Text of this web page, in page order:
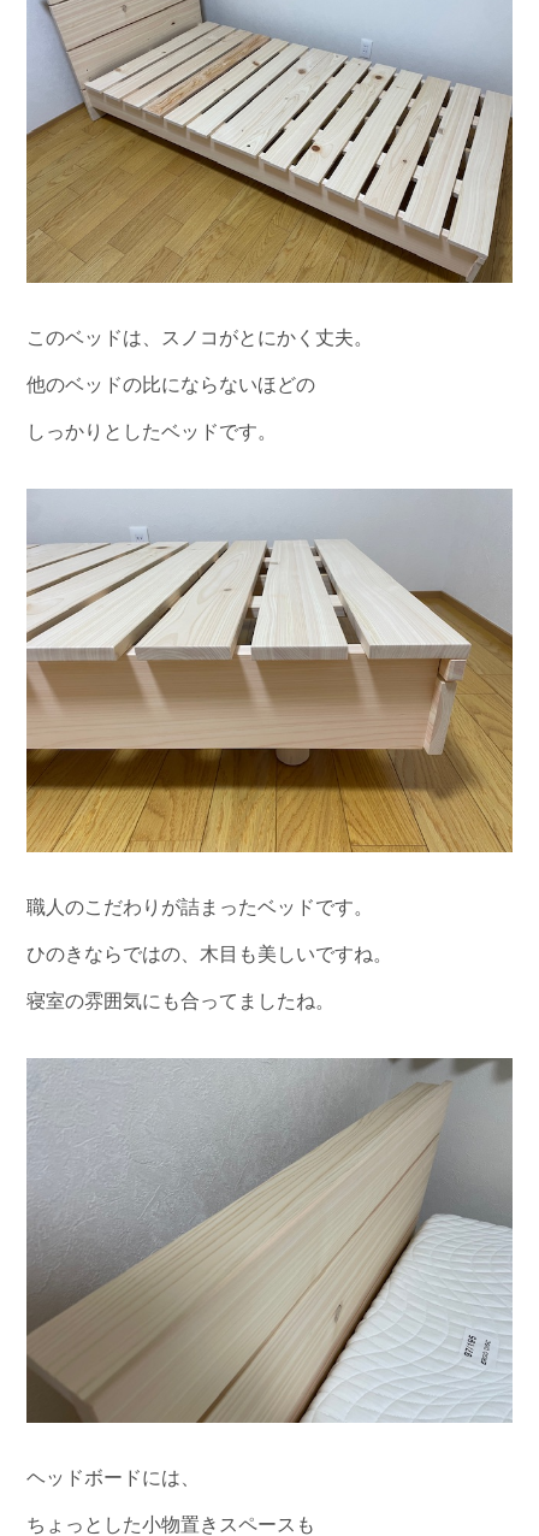
このベッドは、スノコがとにかく丈夫。
他のベッドの比にならないほどの
しっかりとしたベッドです。
職人のこだわりが詰まったベッドです。
ひのきならではの、木目も美しいですね。
寝室の雰囲気にも合ってましたね。
ヘッドボードには、
ちょっとした小物置きスペースも